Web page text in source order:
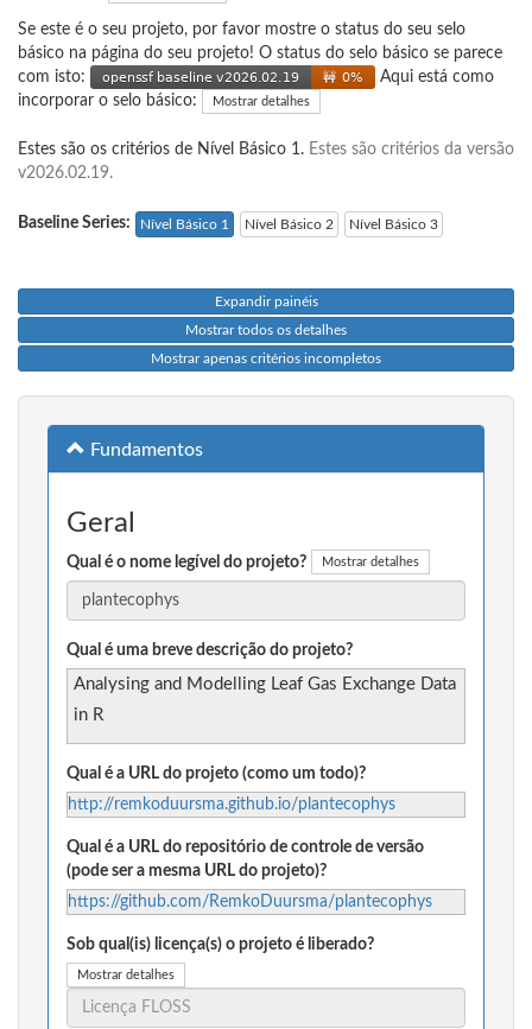
Se este é o seu projeto, por favor mostre o status do seu selo
básico na página do seu projeto! O status do selo básico se parece
com isto:
Aqui está como
incorporar o selo básico:
Mostrar detalhes
Estes são os critérios de Nível Básico 1. Estes são critérios da versão
v2026.02.19.
Baseline Series: Nível Básico 1 Nível Básico 2 Nível Básico 3
Expandir painéis
Mostrar todos os detalhes
Mostrar apenas critérios incompletos
Fundamentos
Geral
Qual é o nome legível do projeto? Mostrar detalhes
Qual é uma breve descrição do projeto?
Analysing and Modelling Leaf Gas Exchange Data
in R
Qual é a URL do projeto (como um todo)?
http://remkoduursma.github.io/plantecophys
Qual é a URL do repositório de controle de versão
(pode ser a mesma URL do projeto)?
https://github.com/RemkoDuursma/plantecophys
Sob qual(is) licença(s) o projeto é liberado?
Mostrar detalhes